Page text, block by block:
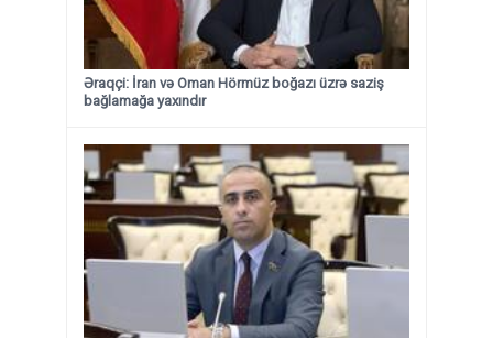
Əraqçi: İran və Oman Hörmüz boğazı üzrə saziş
bağlamağa yaxındır